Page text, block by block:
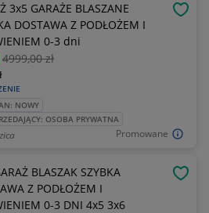
Promowane
3x5 GARAŻE BLASZANE
DOSTAWA Z PODŁOŻEM I
0-3 dni
4999,00 zł
NOWY
OSOBA PRYWATNA
BLASZAK SZYBKA
Z PODŁOŻEM I
0-3 DNI 4x5 3x6